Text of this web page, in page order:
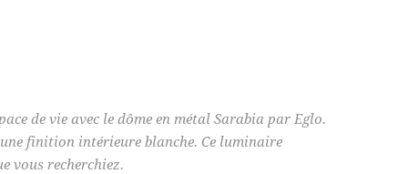
de vie avec le dôme en métal Sarabia par Eglo.
finition intérieure blanche. Ce luminaire
vous recherchiez.